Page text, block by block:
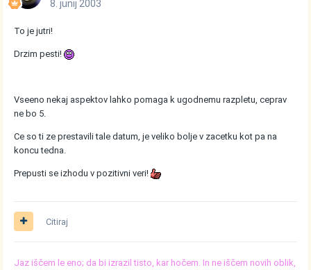
8. junij 2003
To je jutri!
Drzim pesti!
Vseeno nekaj aspektov lahko pomaga k ugodnemu razpletu, ceprav
ne bo 5.
Ce so ti ze prestavili tale datum, je veliko bolje v zacetku kot pa na
koncu tedna.
Prepusti se izhodu v pozitivni veri!
Citiraj
Jaz iščem le eno; da bi izrazil tisto, kar hočem. In ne iščem novih oblik,